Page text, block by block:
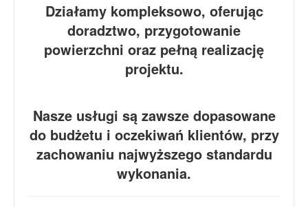
Działamy kompleksowo, oferując
doradztwo, przygotowanie
powierzchni oraz pełną realizację
projektu.
Nasze usługi są zawsze dopasowane
do budżetu i oczekiwań klientów, przy
zachowaniu najwyższego standardu
wykonania.